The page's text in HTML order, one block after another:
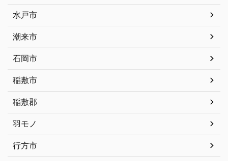
水戸市
潮来市
石岡市
稲敷市
稲敷郡
羽モノ
行方市